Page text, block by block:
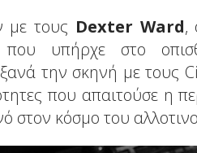
με τους Dexter Ward,
υπήρχε στο
την σκηνή με τους
που απαιτούσε η
στον κόσμο του